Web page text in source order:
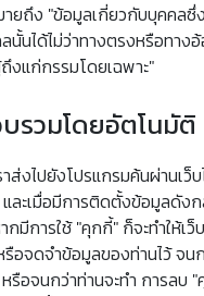
ยถึง "ข้อมูลเกี่ยวกับบุคคลซึ่
นั้นได้ไม่ว่าทางตรงหรือทาง
แก่กรรมโดยเฉพาะ"
รวมโดยอัตโนมัติ
ส่งไปยังโปรแกรมค้นผ่านเว็
ละเมื่อมีการติดตั้งข้อมูลดังก
กมีการใช้ "คุกกี้" ก็จะทำให้เว็
อจดจำข้อมูลของท่านไว้ จน
รือจนกว่าท่านจะทำ การลบ